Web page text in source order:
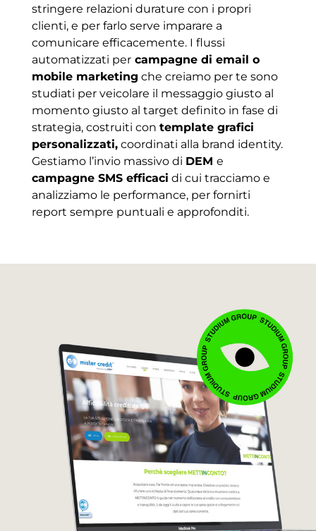
stringere relazioni durature con i propri
clienti, e per farlo serve imparare a
comunicare efficacemente. I flussi
automatizzati percampagne di email o
mobile marketing che creiamo per te sono
studiati per veicolare il messaggio giusto al
momento giusto al target definito in fase di
strategia, costruiti con template grafici
personalizzati,coordinati alla brand identity.
Gestiamo l’invio massivo di DEM e
campagne SMS efficaci di cui tracciamo e
analizziamo le performance, per fornirti
report sempre puntuali e approfonditi.